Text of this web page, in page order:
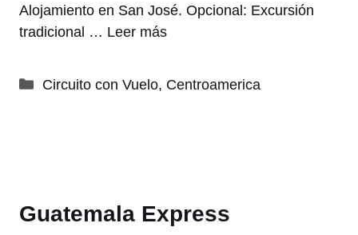
Alojamiento en San José. Opcional: Excursión
tradicional … Leer más
Categorías
Circuito con Vuelo, Centroamerica
Guatemala Express